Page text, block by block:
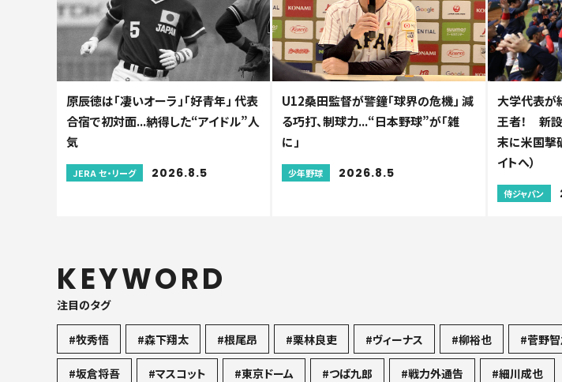
原辰徳は「凄いオーラ」「好青年」 代表
合宿で初対面...納得した“アイドル”人
気
JERA セ・リーグ 2026.8.5
U12桑田監督が警鐘「球界の危機」 減
る巧打、制球力...“日本野球”が「雑
に」
少年野球 2026.8.5
大学代表が
王者！ 新
末に米国撃
イトへ）
侍ジャパン
KEYWORD
注目のタグ
#牧秀悟 #森下翔太 #根尾昂 #栗林良吏 #ヴィーナス #柳裕也 #菅野
#坂倉将吾 #マスコット #東京ドーム #つば九郎 #戦力外通告 #細川成也